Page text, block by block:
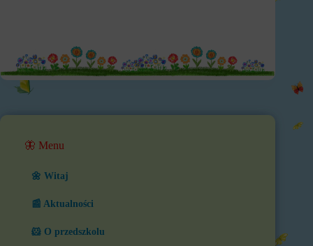
🦋 Menu
🌼 Witaj
📰 Aktualności
🐹 O przedszkolu